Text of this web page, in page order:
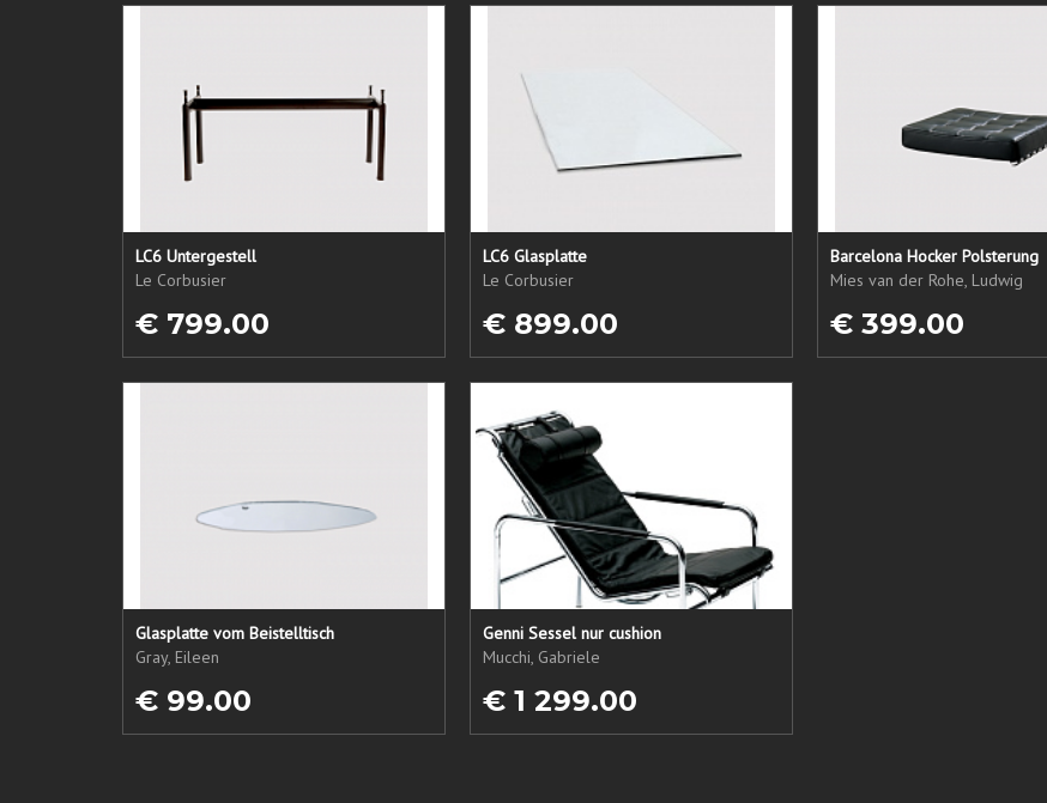
LC6 Untergestell
Le Corbusier
€ 799.00
LC6 Glasplatte
Le Corbusier
€ 899.00
Barcelona Hocker Polsterung
Mies van der Rohe, Ludwig
€ 399.00
Glasplatte vom Beistelltisch
Gray, Eileen
€ 99.00
Genni Sessel nur cushion
Mucchi, Gabriele
€ 1 299.00